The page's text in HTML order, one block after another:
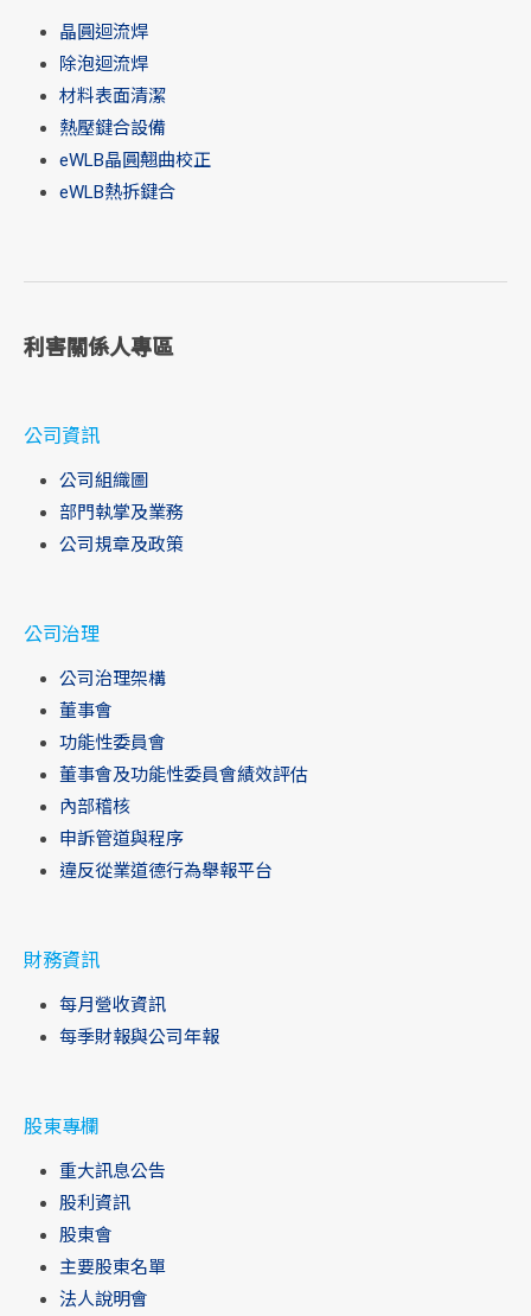
晶圓迴流焊
除泡迴流焊
材料表面清潔
熱壓鍵合設備
eWLB晶圓翹曲校正
eWLB熱拆鍵合
利害關係人專區
公司資訊
公司組織圖
部門執掌及業務
公司規章及政策
公司治理
公司治理架構
董事會
功能性委員會
董事會及功能性委員會績效評估
內部稽核
申訴管道與程序
違反從業道德行為舉報平台
財務資訊
每月營收資訊
每季財報與公司年報
股東專欄
重大訊息公告
股利資訊
股東會
主要股東名單
法人說明會